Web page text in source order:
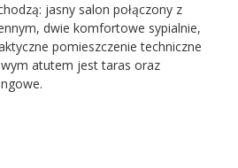
jasny salon połączony z
dwie komfortowe sypialnie,
pomieszczenie techniczne
atutem jest taras oraz